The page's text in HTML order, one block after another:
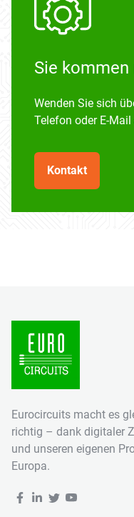
Sie
Wenden Sie sich
Telefon oder E-
Kontakt
Eurocircuits macht es
richtig – dank digitaler
und unseren eigenen
Europa.